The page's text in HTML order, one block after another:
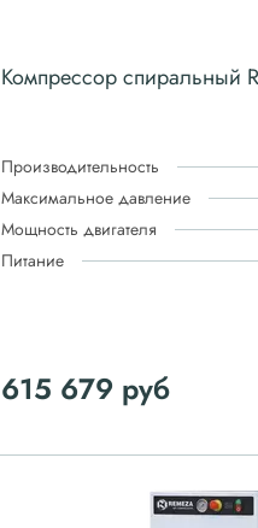
Компрессор спиральный
Производительность
Максимальное давление
Мощность двигателя
Питание
615 679 руб